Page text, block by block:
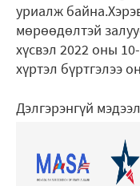
уриалж
мөрөөдөлтэй
хүсвэл 2022 оны
хүртэл бүртгэлээ
Дэлгэрэнгүй